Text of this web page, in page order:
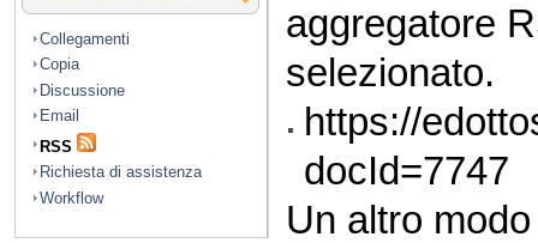
Collegamenti
Copia
Discussione
Email
RSS
Richiesta di assistenza
Workflow
aggregatore
selezionato.
https://
docId=7747
Un altro